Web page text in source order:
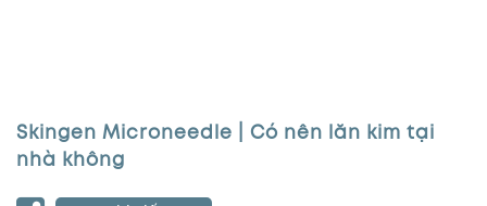
Skingen Microneedle | Có nên lăn kim tại
nhà không